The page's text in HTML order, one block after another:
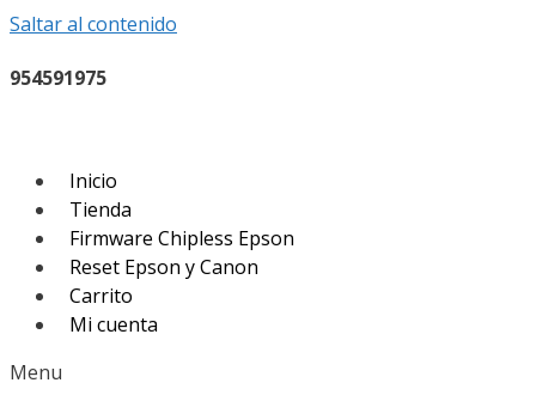
Saltar al contenido
954591975
Inicio
Tienda
Firmware Chipless Epson
Reset Epson y Canon
Carrito
Mi cuenta
Menu